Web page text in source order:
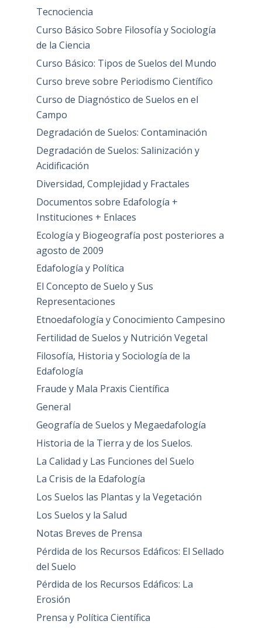
Tecnociencia
Curso Básico Sobre Filosofía y Sociología
de la Ciencia
Curso Básico: Tipos de Suelos del Mundo
Curso breve sobre Periodismo Científico
Curso de Diagnóstico de Suelos en el
Campo
Degradación de Suelos: Contaminación
Degradación de Suelos: Salinización y
Acidificación
Diversidad, Complejidad y Fractales
Documentos sobre Edafología +
Instituciones + Enlaces
Ecología y Biogeografía post posteriores a
agosto de 2009
Edafología y Política
El Concepto de Suelo y Sus
Representaciones
Etnoedafología y Conocimiento Campesino
Fertilidad de Suelos y Nutrición Vegetal
Filosofía, Historia y Sociología de la
Edafología
Fraude y Mala Praxis Científica
General
Geografía de Suelos y Megaedafología
Historia de la Tierra y de los Suelos.
La Calidad y Las Funciones del Suelo
La Crisis de la Edafología
Los Suelos las Plantas y la Vegetación
Los Suelos y la Salud
Notas Breves de Prensa
Pérdida de los Recursos Edáficos: El Sellado
del Suelo
Pérdida de los Recursos Edáficos: La
Erosión
Prensa y Política Científica